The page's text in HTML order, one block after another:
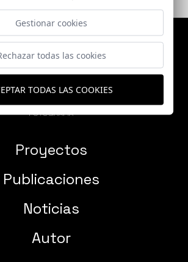
Proyectos
Publicaciones
Noticias
Autor
Gestionar cookies
todas las cookies
TODAS LAS COOKIES